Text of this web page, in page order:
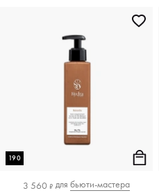
190
3 560 ₽ для бьюти-мастера